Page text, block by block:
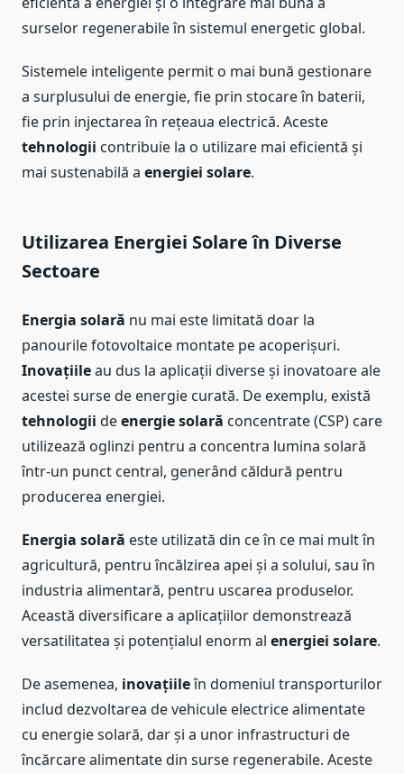
surselor regenerabile în sistemul energetic global.
Sistemele inteligente permit o mai bună gestionare
a surplusului de energie, fie prin stocare în baterii,
fie prin injectarea în rețeaua electrică. Aceste
tehnologii contribuie la o utilizare mai eficientă și
mai sustenabilă a energiei solare.
Utilizarea Energiei Solare în Diverse
Sectoare
Energia solară nu mai este limitată doar la
panourile fotovoltaice montate pe acoperișuri.
Inovațiileau dus la aplicații diverse și inovatoare ale
acestei surse de energie curată. De exemplu, există
tehnologii deenergie solară concentrate (CSP) care
utilizează oglinzi pentru a concentra lumina solară
într-un punct central, generând căldură pentru
producerea energiei.
Energia solară este utilizată din ce în ce mai mult în
agricultură, pentru încălzirea apei și a solului, sau în
industria alimentară, pentru uscarea produselor.
Această diversificare a aplicațiilor demonstrează
versatilitatea și potențialul enorm al energiei solare.
De asemenea, inovațiileîn domeniul transporturilor
includ dezvoltarea de vehicule electrice alimentate
cu energie solară, dar și a unor infrastructuri de
încărcare alimentate din surse regenerabile. Aceste